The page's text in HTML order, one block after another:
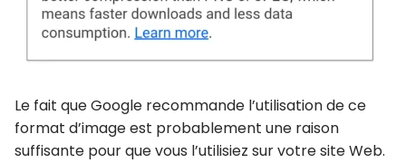
Le fait que Google recommande l’utilisation de ce
format d’image est probablement une raison
suffisante pour que vous l’utilisiez sur votre site Web.